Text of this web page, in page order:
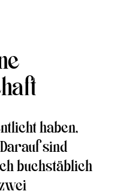
haben,
sind
buchstäblich